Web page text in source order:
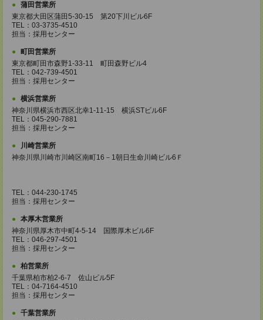
蒲田営業所
東京都大田区蒲田5-30-15 第20下川ビル6F
TEL：03-3735-4510
担当：採用センター
町田営業所
東京都町田市森野1-33-11 町田森野ビル4
TEL：042-739-4501
担当：採用センター
横浜営業所
神奈川県横浜市西区北幸1-11-15 横浜STビル6F
TEL：045-290-7881
担当：採用センター
川崎営業所
神奈川県川崎市川崎区南町16－1朝日生命川崎ビル6Ｆ
TEL：044-230-1745
担当：採用センター
本厚木営業所
神奈川県厚木市中町4-5-14 国際厚木ビル6F
TEL：046-297-4501
担当：採用センター
柏営業所
千葉県柏市柏2-6-7 佐山ビル5F
TEL：04-7164-4510
担当：採用センター
千葉営業所